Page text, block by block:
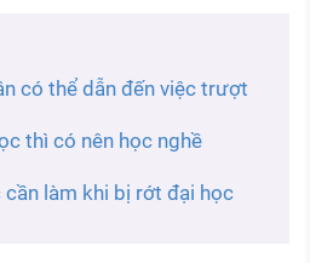
có thể dẫn đến việc trượt
thì có nên học nghề
cần làm khi bị rớt đại học